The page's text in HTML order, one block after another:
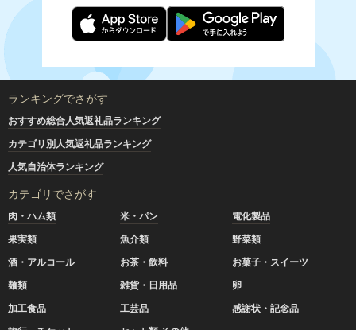
ランキングでさがす
おすすめ総合人気返礼品ランキング
カテゴリ別人気返礼品ランキング
人気自治体ランキング
カテゴリでさがす
肉・ハム類 米・パン
電化製品
果実類
魚介類
野菜類
酒・アルコール
お茶・飲料
お菓子・スイーツ
麺類
雑貨・日用品
卵
加工食品
工芸品
感謝状・記念品